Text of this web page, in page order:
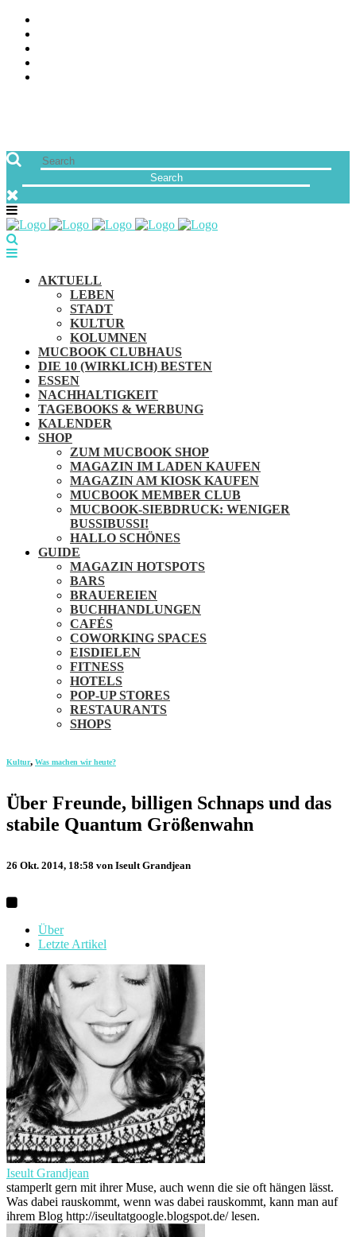
AKTUELL
LEBEN
STADT
KULTUR
KOLUMNEN
MUCBOOK CLUBHAUS
DIE 10 (WIRKLICH) BESTEN
ESSEN
NACHHALTIGKEIT
TAGEBOOKS & WERBUNG
KALENDER
SHOP
ZUM MUCBOOK SHOP
MAGAZIN IM LADEN KAUFEN
MAGAZIN AM KIOSK KAUFEN
MUCBOOK MEMBER CLUB
MUCBOOK-SIEBDRUCK: WENIGER
BUSSIBUSSI!
HALLO SCHÖNES
GUIDE
MAGAZIN HOTSPOTS
BARS
BRAUEREIEN
BUCHHANDLUNGEN
CAFÉS
COWORKING SPACES
EISDIELEN
FITNESS
HOTELS
POP-UP STORES
RESTAURANTS
SHOPS
Kultur, Was machen wir heute?
Über Freunde, billigen Schnaps und das
stabile Quantum Größenwahn
26 Okt. 2014, 18:58 von Iseult Grandjean
Über
Letzte Artikel
Iseult Grandjean
stamperlt gern mit ihrer Muse, auch wenn die sie oft hängen lässt.
Was dabei rauskommt, wenn was dabei rauskommt, kann man auf
ihrem Blog http://iseultatgoogle.blogspot.de/ lesen.